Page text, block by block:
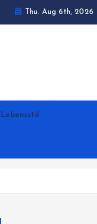
Thu. Aug 6th, 2026
Lebensstil